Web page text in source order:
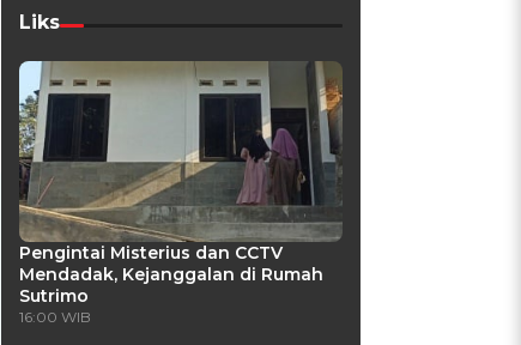
Liks
Pengintai Misterius dan CCTV
Mendadak, Kejanggalan di Rumah
Sutrimo
16:00 WIB